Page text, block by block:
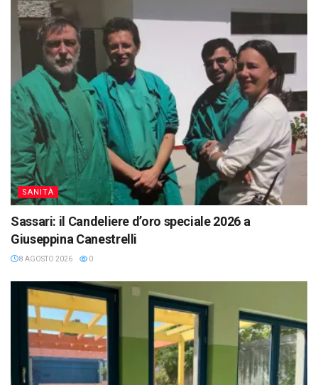
SANITÀ
Sassari: il Candeliere d’oro speciale 2026 a
Giuseppina Canestrelli
8 AGOSTO 2026 0